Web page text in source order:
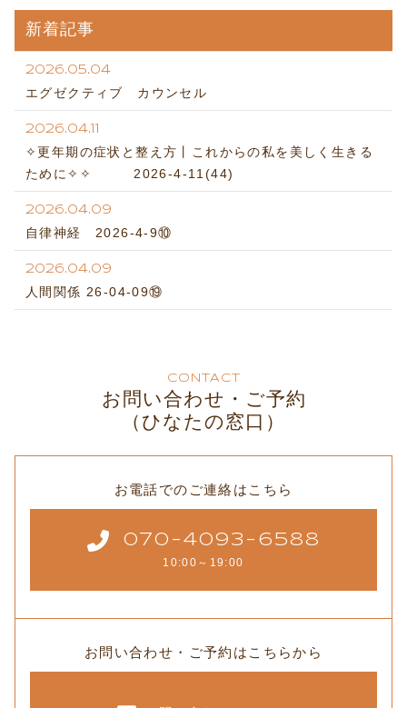
新着記事
2026.05.04
エグゼクティブ カウンセル
2026.04.11
✧更年期の症状と整え方丨これからの私を美しく生きる
ために✧✧ 2026-4-11(44)
2026.04.09
自律神経 2026-4-9⑩
2026.04.09
人間関係 26-04-09⑲
CONTACT
お問い合わせ・ご予約
（ひなたの窓口）
お電話でのご連絡はこちら
070-4093-6588
10:00～19:00
お問い合わせ・ご予約はこちらから